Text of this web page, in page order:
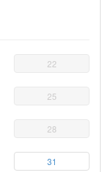
22
25
28
31